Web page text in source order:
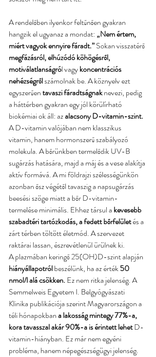
A rendelőben ilyenkor feltűnően gyakran
hangzik el ugyanaz a mondat: „Nem értem,
miért vagyok ennyire fáradt.” Sokan visszatérő
megfázásról, elhúzódó köhögésről,
motiválatlanságról vagy koncentrációs
nehézségről számolnak be. A köznyelv ezt
egyszerűen tavaszi fáradtságnak nevezi, pedig
a háttérben gyakran egy jól körülírható
biokémiai ok áll: az alacsony D-vitamin-szint.
A D-vitamin valójában nem klasszikus
vitamin, hanem hormonszerű szabályozó
molekula. A bőrünkben termelődik UV-B
sugárzás hatására, majd a máj és a vese alakítja
aktív formává. A mi földrajzi szélességünkön
azonban ősz végétől tavaszig a napsugárzás
beesési szöge miatt a bőr D-vitamin-
termelése minimális. Ehhez társul a kevesebb
szabadtéri tartózkodás, a fedett bőrfelület és a
zárt térben töltött életmód. A szervezet
raktárai lassan, észrevétlenül ürülnek ki.
A plazmában keringő 25(OH)D-szint alapján
hiányállapotról beszélünk, ha az érték 50
nmol/l alá csökken. Ez nem ritka jelenség. A
Semmelweis Egyetem I. Belgyógyászati
Klinika publikációja szerint Magyarországon a
téli hónapokban a lakosság mintegy 77%-a,
kora tavasszal akár 90%-a is érintett lehet D-
vitamin-hiányban. Ez már nem egyéni
probléma, hanem népegészségügyi jelenség.